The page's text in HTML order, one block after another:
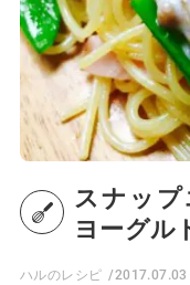
スナッ
ヨーグル
ハルのレシピ 2017.07.03